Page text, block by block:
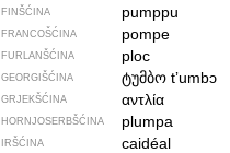
FINŠĆINA pumppu
FRANCOŠĆINA pompe
FURLANŠĆINA ploc
GEORGIŠĆINA ტუმბო tʼumbɔ
GRJEKŠĆINA αντλία
HORNJOSERBŠĆINA plumpa
IRŠĆINA caidéal